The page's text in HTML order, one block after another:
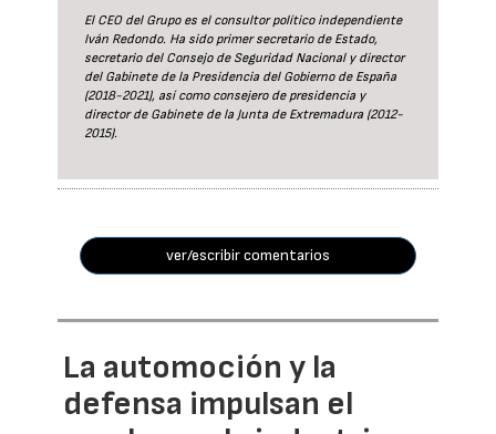
El CEO del Grupo es el consultor político independiente
Iván Redondo. Ha sido primer secretario de Estado,
secretario del Consejo de Seguridad Nacional y director
del Gabinete de la Presidencia del Gobierno de España
(2018-2021), así como consejero de presidencia y
director de Gabinete de la Junta de Extremadura (2012-
2015).
ver/escribir comentarios
La automoción y la
defensa impulsan el